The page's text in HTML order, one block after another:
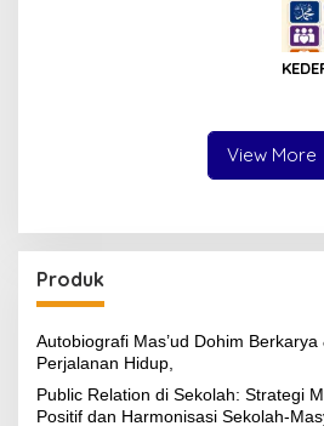
View More
Produk
Autobiografi Mas’ud Dohim Berkarya
Perjalanan Hidup,
Public Relation di Sekolah: Strategi
Positif dan Harmonisasi Sekolah-